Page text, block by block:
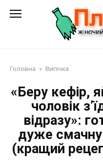
Головна » Випічка
«Беру кефір,
чоловік
відразу»:
дуже смачну
(кращий